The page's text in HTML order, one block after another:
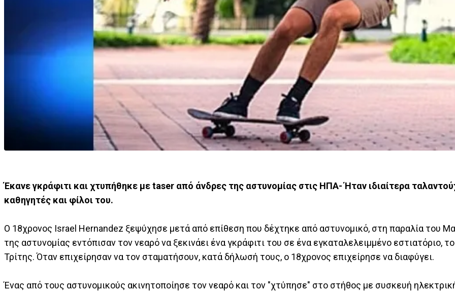
Έκανε γκράφιτι και χτυπήθηκε με taser από άνδρες της αστυνομίας στις ΗΠΑ- Ήταν ιδιαίτερα
καθηγητές και φίλοι του.
Ο 18χρονος Israel Hernandez ξεψύχησε μετά από επίθεση που δέχτηκε από αστυνομικό, στη παραλία του
της αστυνομίας εντόπισαν τον νεαρό να ξεκινάει ένα γκράφιτι του σε ένα εγκαταλελειμμένο εστιατόριο,
Τρίτης. Όταν επιχείρησαν να τον σταματήσουν, κατά δήλωσή τους, ο 18χρονος επιχείρησε να διαφύγει.
Ένας από τους αστυνομικούς ακινητοποίησε τον νεαρό και τον "χτύπησε" στο στήθος με συσκευή